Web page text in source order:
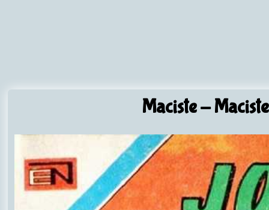
Maciste- Maciste